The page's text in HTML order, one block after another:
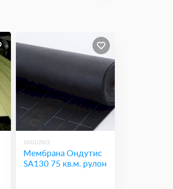
10/01/2022
Мембрана Ондутис
SA130 75 кв.м. рулон